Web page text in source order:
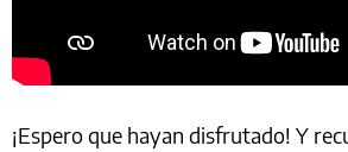
¡Espero que hayan disfrutado! Y